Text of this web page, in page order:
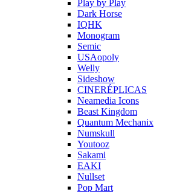
Play by Play
Dark Horse
IQHK
Monogram
Semic
USAopoly
Welly
Sideshow
CINERÉPLICAS
Neamedia Icons
Beast Kingdom
Quantum Mechanix
Numskull
Youtooz
Sakami
EAKI
Nullset
Pop Mart